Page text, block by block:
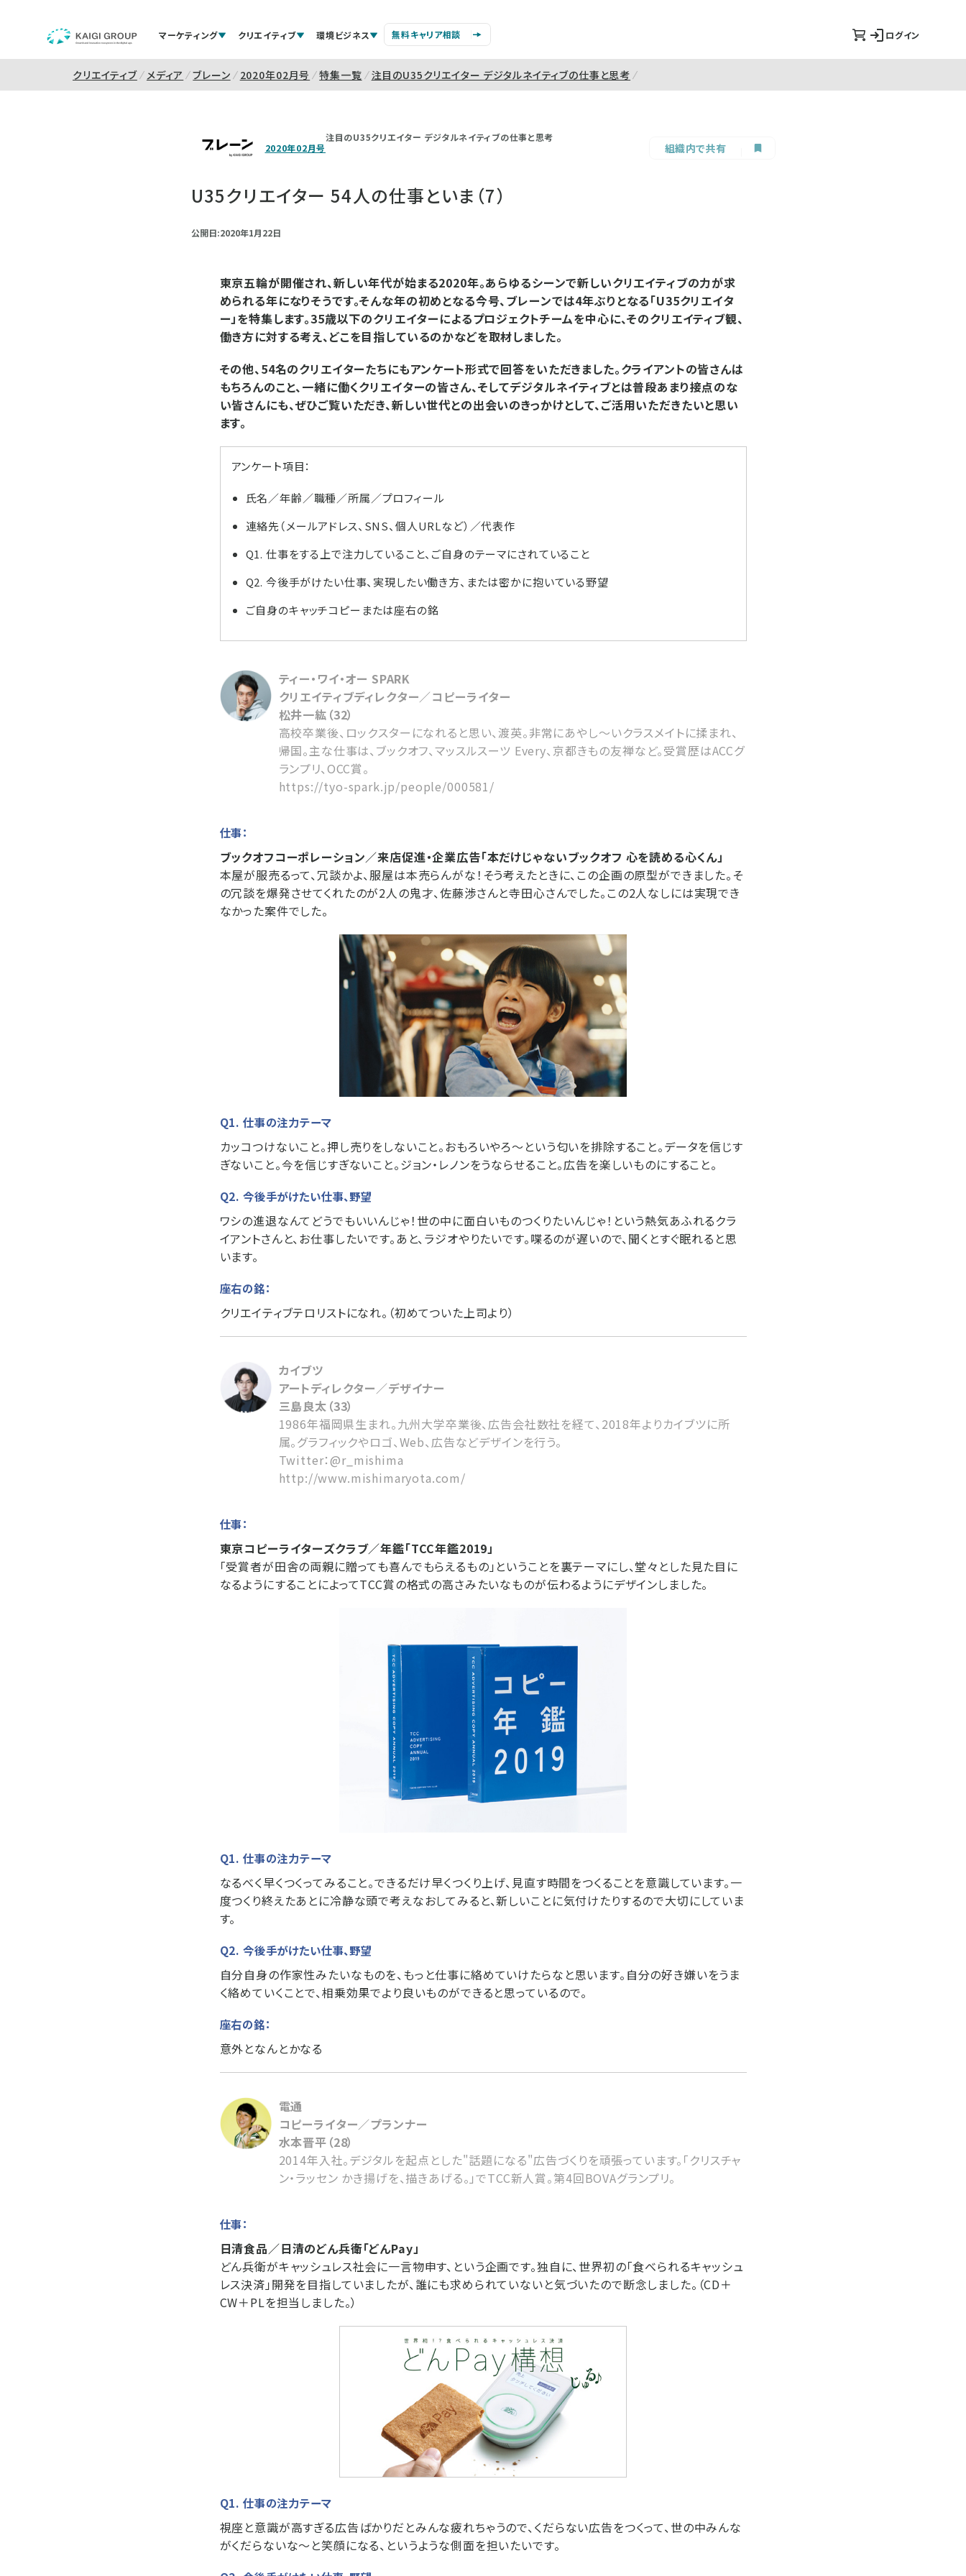
マーケティング クリエイティブ 環境ビジネス 無料キャリア相談 ログイン
クリエイティブ メディア ブレーン 2020年02月号 特集一覧 注目のU35クリエイター デジタルネイティブの仕事と思考
2020年02月号
注目のU35クリエイター デジタルネイティブの仕事と思考
組織内で共有
U35クリエイター 54人の仕事といま（7）
公開日:2020年1月22日
東京五輪が開催され、新しい年代が始まる2020年。あらゆるシーンで新しいクリエイティブの力が求
められる年になりそうです。そんな年の初めとなる今号、ブレーンでは4年ぶりとなる「U35クリエイタ
ー」を特集します。35歳以下のクリエイターによるプロジェクトチームを中心に、そのクリエイティブ観、
働き方に対する考え、どこを目指しているのかなどを取材しました。
その他、54名のクリエイターたちにもアンケート形式で回答をいただきました。クライアントの皆さんは
もちろんのこと、一緒に働くクリエイターの皆さん、そしてデジタルネイティブとは普段あまり接点のな
い皆さんにも、ぜひご覧いただき、新しい世代との出会いのきっかけとして、ご活用いただきたいと思い
ます。
アンケート項目：
氏名／年齢／職種／所属／プロフィール
連絡先（メールアドレス、SNS、個人URLなど）／代表作
Q1. 仕事をする上で注力していること、ご自身のテーマにされていること
Q2. 今後手がけたい仕事、実現したい働き方、または密かに抱いている野望
ご自身のキャッチコピーまたは座右の銘
ティー・ワイ・オー SPARK
クリエイティブディレクター／コピーライター
松井一紘（32）
高校卒業後、ロックスターになれると思い、渡英。非常にあやし～いクラスメイトに揉まれ、
帰国。主な仕事は、ブックオフ、マッスルスーツ Every、京都きもの友禅など。受賞歴はACCグ
ランプリ、OCC賞。
https://tyo-spark.jp/people/000581/
仕事：
ブックオフコーポレーション／来店促進・企業広告「本だけじゃないブックオフ 心を読める心くん」
本屋が服売るって、冗談かよ、服屋は本売らんがな！そう考えたときに、この企画の原型ができました。そ
の冗談を爆発させてくれたのが2人の鬼才、佐藤渉さんと寺田心さんでした。この2人なしには実現でき
なかった案件でした。
Q1. 仕事の注力テーマ
カッコつけないこと。押し売りをしないこと。おもろいやろ～という匂いを排除すること。データを信じす
ぎないこと。今を信じすぎないこと。ジョン・レノンをうならせること。広告を楽しいものにすること。
Q2. 今後手がけたい仕事、野望
ワシの進退なんてどうでもいいんじゃ！世の中に面白いものつくりたいんじゃ！という熱気あふれるクラ
イアントさんと、お仕事したいです。あと、ラジオやりたいです。喋るのが遅いので、聞くとすぐ眠れると思
います。
座右の銘：
クリエイティブテロリストになれ。（初めてついた上司より）
カイブツ
アートディレクター／デザイナー
三島良太（33）
1986年福岡県生まれ。九州大学卒業後、広告会社数社を経て、2018年よりカイブツに所
属。グラフィックやロゴ、Web、広告などデザインを行う。
Twitter：@r_mishima
http://www.mishimaryota.com/
仕事：
東京コピーライターズクラブ／年鑑「TCC年鑑2019」
「受賞者が田舎の両親に贈っても喜んでもらえるもの」ということを裏テーマにし、堂々とした見た目に
なるようにすることによってTCC賞の格式の高さみたいなものが伝わるようにデザインしました。
Q1. 仕事の注力テーマ
なるべく早くつくってみること。できるだけ早くつくり上げ、見直す時間をつくることを意識しています。一
度つくり終えたあとに冷静な頭で考えなおしてみると、新しいことに気付けたりするので大切にしていま
す。
Q2. 今後手がけたい仕事、野望
自分自身の作家性みたいなものを、もっと仕事に絡めていけたらなと思います。自分の好き嫌いをうま
く絡めていくことで、相乗効果でより良いものができると思っているので。
座右の銘：
意外となんとかなる
電通
コピーライター／プランナー
水本晋平（28）
2014年入社。デジタルを起点とした"話題になる"広告づくりを頑張っています。「クリスチャ
ン・ラッセン かき揚げを、描きあげる。」でTCC新人賞。第4回BOVAグランプリ。
仕事：
日清食品／日清のどん兵衛「どんPay」
どん兵衛がキャッシュレス社会に一言物申す、という企画です。独自に、世界初の「食べられるキャッシュ
レス決済」開発を目指していましたが、誰にも求められていないと気づいたので断念しました。（CD＋
CW＋PLを担当しました。）
Q1. 仕事の注力テーマ
視座と意識が高すぎる広告ばかりだとみんな疲れちゃうので、くだらない広告をつくって、世の中みんな
がくだらないな～と笑顔になる、というような側面を担いたいです。